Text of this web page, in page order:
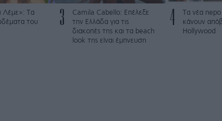
Λέμε»: Τα
του
3
Camila Cabello: Επέλεξε
την Ελλάδα για τις
διακοπές της και τα beach
look της είναι έμπνευση
4
Τα νέα
κάνουν
Hollywood